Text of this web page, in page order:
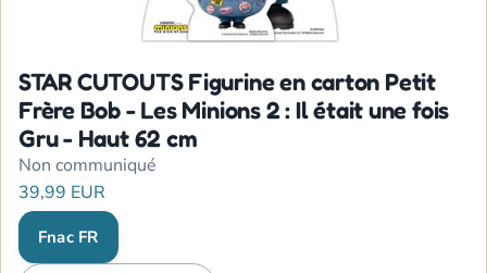
STAR CUTOUTS Figurine en carton Petit
Frère Bob - Les Minions 2 : Il était une fois
Gru - Haut 62 cm
Non communiqué
39,99 EUR
Fnac FR